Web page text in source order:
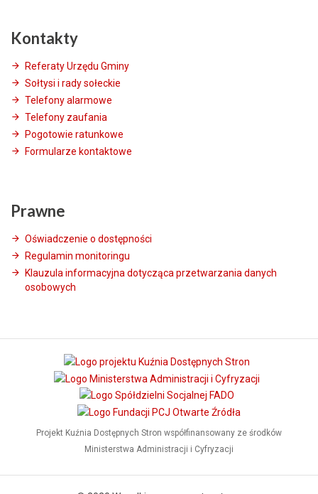
Kontakty
Referaty Urzędu Gminy
Sołtysi i rady sołeckie
Telefony alarmowe
Telefony zaufania
Pogotowie ratunkowe
Formularze kontaktowe
Prawne
Oświadczenie o dostępności
Regulamin monitoringu
Klauzula informacyjna dotycząca przetwarzania danych
osobowych
Projekt Kuźnia Dostępnych Stron współfinansowany ze środków
Ministerstwa Administracji i Cyfryzacji